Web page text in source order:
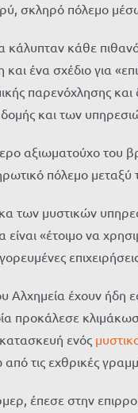
σκληρό πόλεμο
κάλυπταν κάθε
ένα σχέδιο για
παρενόχλησης
και των
αξιωματούχο του
πόλεμο
των μυστικών
«έτοιμο να
Αλχημεία έχουν
προκάλεσε
ενός
τις εχθρικές
έπεσε στην